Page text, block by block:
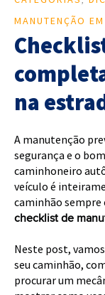
MANUTENÇÃO
na
A manutenção
segurança e o
caminhoneiro
veículo é
caminhão
checklist de
Neste post,
seu caminhão,
procurar um